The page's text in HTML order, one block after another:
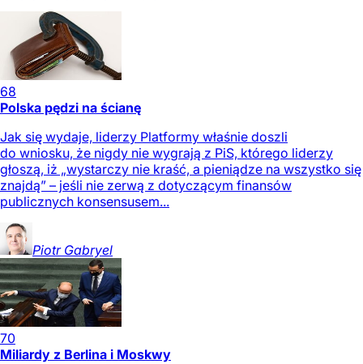
68
Polska pędzi na ścianę
Jak się wydaje, liderzy Platformy właśnie doszli
do wniosku, że nigdy nie wygrają z PiS, którego liderzy
głoszą, iż „wystarczy nie kraść, a pieniądze na wszystko się
znajdą” – jeśli nie zerwą z dotyczącym finansów
publicznych konsensusem...
Piotr Gabryel
70
Miliardy z Berlina i Moskwy